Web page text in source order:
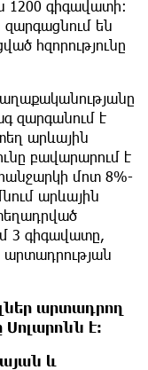
1200 գիգավատի։
զարգացնում են
հզորությունը
զարգանում է
արևային
բավարարում է
մոտ 8%-
արևային
3 գիգավատը,
արտադրության
արտադրող
է։
և